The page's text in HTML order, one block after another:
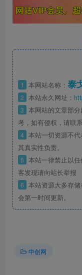
1 本网站名称： 泰
2 本站永久网址：
3 本网站的文章部
考，如有侵权，请联
4 本站一切资源不
其真实性负责。
5 本站一律禁止以
客发现请向站长举报
6 本站资源大多存
会第一时间更新。
中创网